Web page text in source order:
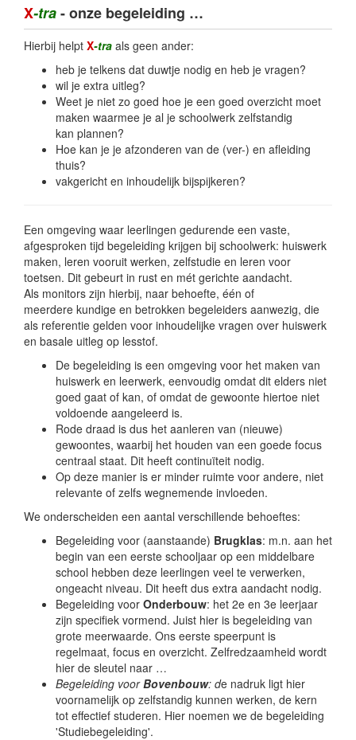
X-tra- onze begeleiding …
Hierbij helpt X-tra als geen ander:
heb je telkens dat duwtje nodig en heb je vragen?
wil je extra uitleg?
Weet je niet zo goed hoe je een goed overzicht moet
maken waarmee je al je schoolwerk zelfstandig
kan plannen?
Hoe kan je je afzonderen van de (ver-) en afleiding
thuis?
vakgericht en inhoudelijk bijspijkeren?
Een omgeving waar leerlingen gedurende een vaste,
afgesproken tijd begeleiding krijgen bij schoolwerk: huiswerk
maken, leren vooruit werken, zelfstudie en leren voor
toetsen. Dit gebeurt in rust en mét gerichte aandacht.
Als monitors zijn hierbij, naar behoefte, één of
meerdere kundige en betrokken begeleiders aanwezig, die
als referentie gelden voor inhoudelijke vragen over huiswerk
en basale uitleg op lesstof.
De begeleiding is een omgeving voor het maken van
huiswerk en leerwerk, eenvoudig omdat dit elders niet
goed gaat of kan, of omdat de gewoonte hiertoe niet
voldoende aangeleerd is.
Rode draad is dus het aanleren van (nieuwe)
gewoontes, waarbij het houden van een goede focus
centraal staat. Dit heeft continuïteit nodig.
Op deze manier is er minder ruimte voor andere, niet
relevante of zelfs wegnemende invloeden.
We onderscheiden een aantal verschillende behoeftes:
Begeleiding voor (aanstaande) Brugklas: m.n. aan het
begin van een eerste schooljaar op een middelbare
school hebben deze leerlingen veel te verwerken,
ongeacht niveau. Dit heeft dus extra aandacht nodig.
Begeleiding voor Onderbouw: het 2e en 3e leerjaar
zijn specifiek vormend. Juist hier is begeleiding van
grote meerwaarde. Ons eerste speerpunt is
regelmaat, focus en overzicht. Zelfredzaamheid wordt
hier de sleutel naar …
Begeleiding voor Bovenbouw: de nadruk ligt hier
voornamelijk op zelfstandig kunnen werken, de kern
tot effectief studeren. Hier noemen we de begeleiding
'Studiebegeleiding'.